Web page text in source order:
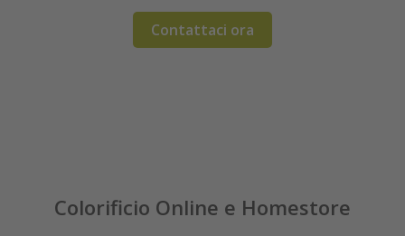
Maggiori informazioni
Approffita ora!
Finitura Extreme
Vernici superior
Contattaci ora
Vernici a lunga durata
Ordina ora
Detergenti naturali
Rinnovo e restauro
Pitture e silicati
OUTLET
Le ultime tendenze e outlet!
Vernici spray innovativi
Pennelli e plafoni
Colorificio Online e Homestore